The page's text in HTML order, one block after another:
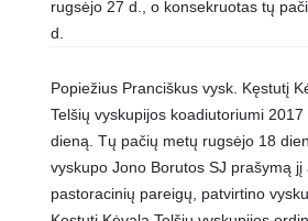
rugsėjo 27 d., o konsekruotas tų
d.
Popiežius Pranciškus vysk. Kęstutį
Telšių vyskupijos koadiutoriumi
dieną. Tų pačių metų rugsėjo 18
vyskupo Jono Borutos SJ prašymą jį
pastoracinių pareigų, patvirtino